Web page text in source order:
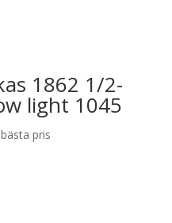
1862 1/2-
light 1045
pris